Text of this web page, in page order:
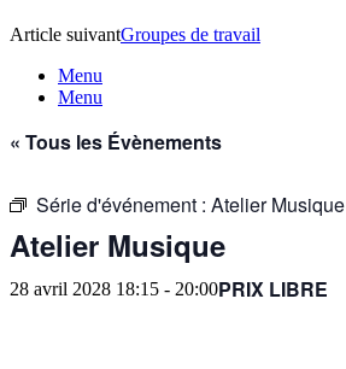
Article suivantGroupes de travail
Menu
Menu
« Tous les Évènements
Série d'événement : Atelier Musique
Atelier Musique
28 avril 2028 18:15 - 20:00PRIX LIBRE